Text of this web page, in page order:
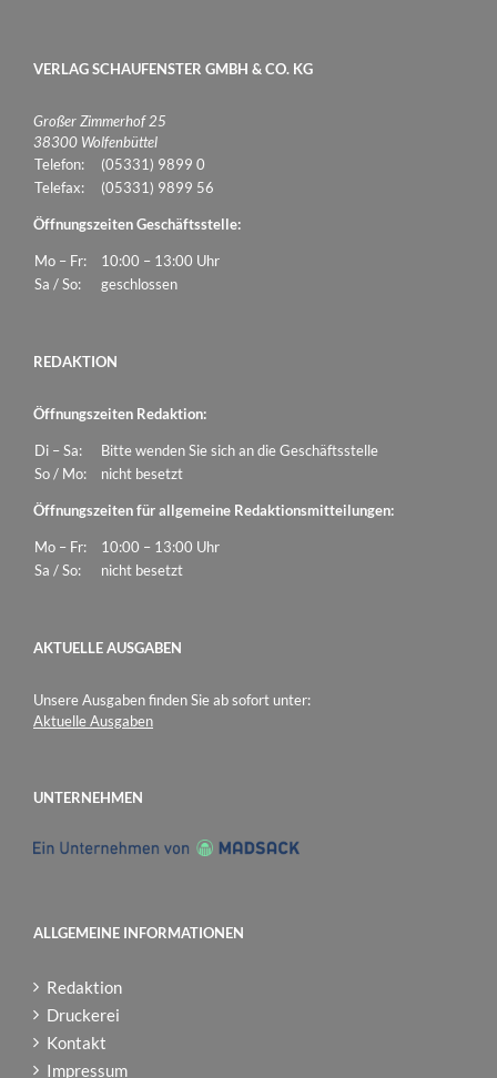
VERLAG SCHAUFENSTER GMBH & CO. KG
Großer Zimmerhof 25
38300 Wolfenbüttel
Telefon:
(05331) 9899 0
Telefax:
(05331) 9899 56
Öffnungszeiten Geschäftsstelle:
Mo – Fr:
10:00 – 13:00 Uhr
Sa / So:
geschlossen
REDAKTION
Öffnungszeiten Redaktion:
Di – Sa:
Bitte wenden Sie sich an die Geschäftsstelle
So / Mo:
nicht besetzt
Öffnungszeiten für allgemeine Redaktionsmitteilungen:
Mo – Fr:
10:00 – 13:00 Uhr
Sa / So:
nicht besetzt
AKTUELLE AUSGABEN
Unsere Ausgaben finden Sie ab sofort unter:
Aktuelle Ausgaben
UNTERNEHMEN
ALLGEMEINE INFORMATIONEN
Redaktion
Druckerei
Kontakt
Impressum